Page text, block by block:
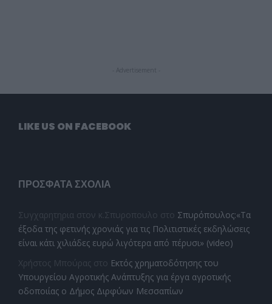
- Advertisement -
LIKE US ON FACEBOOK
ΠΡΌΣΦΑΤΑ ΣΧΌΛΙΑ
Συγχαρητηρια στον κ.Σπυροπουλο στο Σπυρόπουλος:«Τα
έξοδα της φετινής χρονιάς για τις Πολιτιστικές εκδηλώσεις
είναι κάτι χιλιάδες ευρώ λιγότερα από πέρυσι» (video)
Χρήστος Μπούρας στο Εκτός χρηματοδότησης του
Υπουργείου Αγροτικής Ανάπτυξης για έργα αγροτικής
οδοποιίας ο Δήμος Διρφύων Μεσσαπίων